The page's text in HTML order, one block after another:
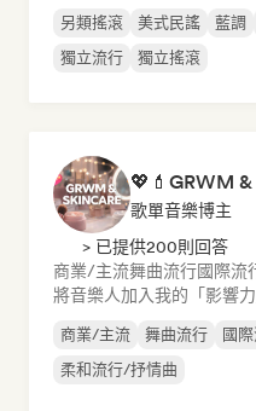
另類搖滾 美式民謠 藍調
獨立流行
獨立搖滾
💖💄GRWM &
歌單音樂博主
> 已提供200則回答
商業/主流舞曲流行國際流
將音樂人加入我的「影響
商業/主流 舞曲流行 國
柔和流行/抒情曲